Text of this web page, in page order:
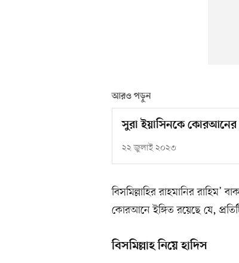
আরও পড়ুন
সুরা ইয়াসিনকে কোরআনের
২২ জুলাই ২০২৩
বিসমিল্লাহির রাহমানির
কোরআনে ইঙ্গিত রয়েছে যে,
বিসমিল্লাহ নিয়ে হাদিস